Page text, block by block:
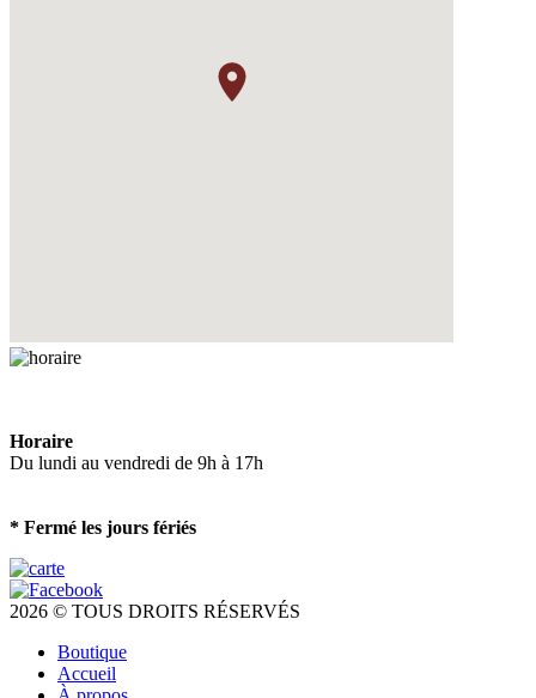
Horaire
Du lundi au vendredi de 9h à 17h
* Fermé les jours fériés
2026 © TOUS DROITS RÉSERVÉS
Boutique
Accueil